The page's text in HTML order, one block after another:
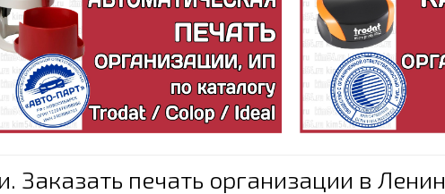
Заказать печать организации в